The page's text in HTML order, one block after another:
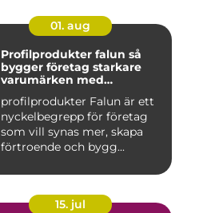
01. aug
Profilprodukter falun så
bygger företag starkare
varumärken med
profilprodukter Falun är ett
nyckelbegrepp för företag
som vill synas mer, skapa
förtroende och bygg...
15. jul